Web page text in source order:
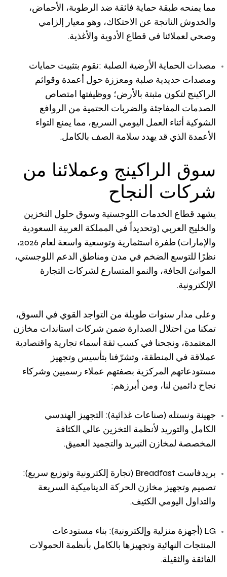
مما يمنحه طبقة حماية فائقة ضد الرطوبة، الأحماض،
والخدوش الناتجة عن الاحتكاك، وهو معيار إلزامي
وصحي لعملائنا في قطاع الأدوية والأغذية.
مصدات الحماية الأرضية الصلبة :نقوم بتثبيت حمايات
ومصدات حديدية صلبة ومعززة حول أعمدة وقوائم
الراكينج لتكون مثبتة بالأرض؛ ووظيفتها امتصاص
الصدمات المفاجئة والضربات الحتمية من الروافع
الشوكية أثناء العمل اليومي السريع، مما يمنع التواء
الأعمدة الذي قد يهدد سلامة الصف بالكامل.
سوق الراكينج وعملائنا من
شركات النجاح
يشهد قطاع الخدمات اللوجستية وسوق حلول التخزين
والخليج العربي (وتحديداً في المملكة العربية السعودية
والإمارات) طفرة استثمارية وتوسعية واسعة لعام 2026،
نظرًا للتوسع الضخم في مدن ومناطق الدعم اللوجستي،
الموانئ الجافة، والنمو المتسارع لشركات التجارة
الإلكترونية.
وعلى مدار سنوات طويلة من التواجد القوي في السوق،
تمكنا من احتلال الصدارة ضمن شركات استاندات مخازن
المعتمدة، ونجحنا في كسب ثقة أسماء تجارية واقتصادية
عملاقة في المنطقة، وتشرّفنا بتأسيس وتجهيز
مستودعاتهم المركزية بصفتهم عملاء رسميين وشركاء
نجاح دائمين لنا، ومن أبرزهم:
جهينة ونستله (صناعات غذائية): التجهيز الهندسي
الكامل والتوريد لأنظمة التخزين عالي الكثافة
المخصصة لمخازن التبريد والتجميد العميق.
بريدفاست Breadfast (تجارة إلكترونية وتوزيع سريع):
تصميم وتجهيز مخازن الحركة الديناميكية السريعة
والتداول اليومي الكثيف.
LG (أجهزة منزلية وإلكترونية): بناء مستودعات
المنتجات النهائية وتجهيزها بالكامل بأنظمة الحمولات
الفائقة والثقيلة.